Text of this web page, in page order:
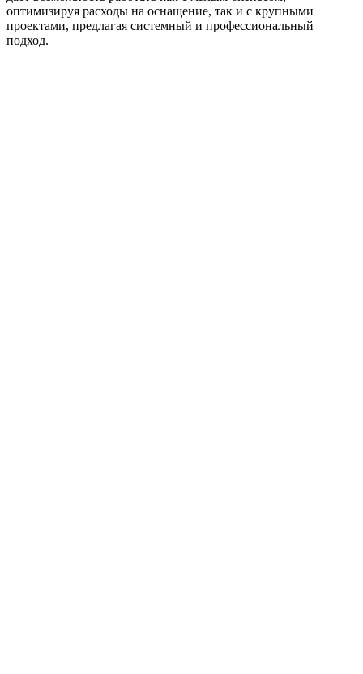
оптимизируя расходы на оснащение, так и с крупными
проектами, предлагая системный и профессиональный
подход.